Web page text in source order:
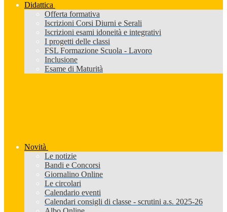
Didattica
Offerta formativa
Iscrizioni Corsi Diurni e Serali
Iscrizioni esami idoneità e integrativi
I progetti delle classi
FSL Formazione Scuola - Lavoro
Inclusione
Esame di Maturità
Novità
Le notizie
Bandi e Concorsi
Giornalino Online
Le circolari
Calendario eventi
Calendari consigli di classe - scrutini a.s. 2025-26